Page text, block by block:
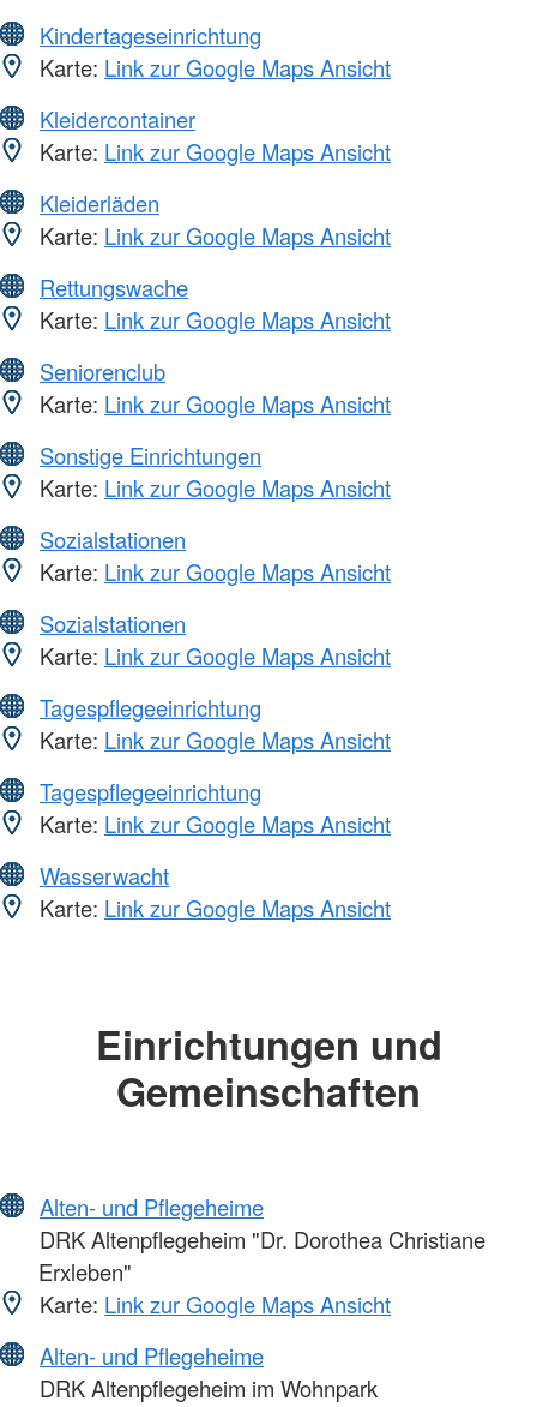
Kindertageseinrichtung
Karte: Link zur Google Maps Ansicht
Kleidercontainer
Karte: Link zur Google Maps Ansicht
Kleiderläden
Karte: Link zur Google Maps Ansicht
Rettungswache
Karte: Link zur Google Maps Ansicht
Seniorenclub
Karte: Link zur Google Maps Ansicht
Sonstige Einrichtungen
Karte: Link zur Google Maps Ansicht
Sozialstationen
Karte: Link zur Google Maps Ansicht
Sozialstationen
Karte: Link zur Google Maps Ansicht
Tagespflegeeinrichtung
Karte: Link zur Google Maps Ansicht
Tagespflegeeinrichtung
Karte: Link zur Google Maps Ansicht
Wasserwacht
Karte: Link zur Google Maps Ansicht
Einrichtungen und
Gemeinschaften
Alten- und Pflegeheime
DRK Altenpflegeheim "Dr. Dorothea Christiane
Erxleben"
Karte: Link zur Google Maps Ansicht
Alten- und Pflegeheime
DRK Altenpflegeheim im Wohnpark